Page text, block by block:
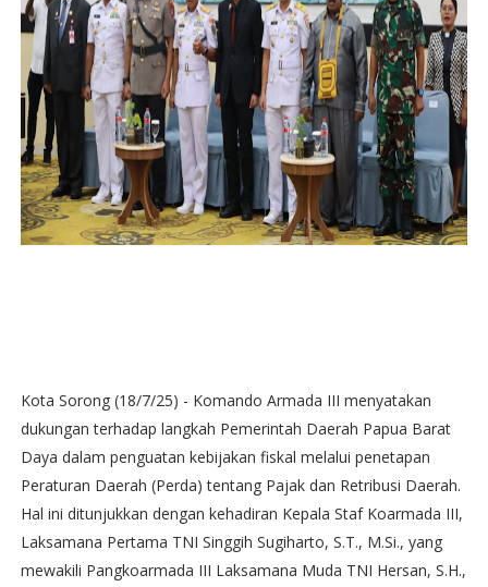
Kota Sorong (18/7/25) - Komando Armada III menyatakan
dukungan terhadap langkah Pemerintah Daerah Papua Barat
Daya dalam penguatan kebijakan fiskal melalui penetapan
Peraturan Daerah (Perda) tentang Pajak dan Retribusi Daerah.
Hal ini ditunjukkan dengan kehadiran Kepala Staf Koarmada III,
Laksamana Pertama TNI Singgih Sugiharto, S.T., M.Si., yang
mewakili Pangkoarmada III Laksamana Muda TNI Hersan, S.H.,